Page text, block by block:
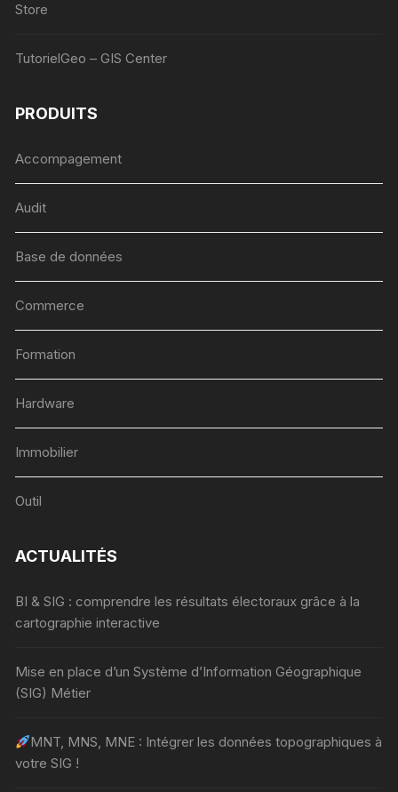
Store
TutorielGeo – GIS Center
PRODUITS
Accompagement
Audit
Base de données
Commerce
Formation
Hardware
Immobilier
Outil
ACTUALITÉS
BI & SIG : comprendre les résultats électoraux grâce à la
cartographie interactive
Mise en place d’un Système d’Information Géographique
(SIG) Métier
MNT, MNS, MNE : Intégrer les données topographiques à
votre SIG !